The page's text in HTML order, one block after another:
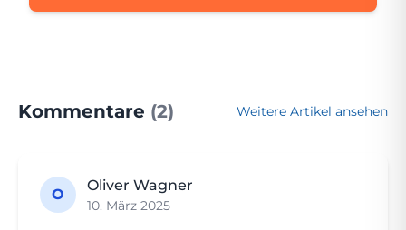
Kommentare (2) Weitere Artikel ansehen
O
Oliver Wagner
10. März 2025